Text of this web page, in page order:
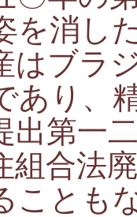
を消し
はブラ
あり、
出第一
組合法
ことも